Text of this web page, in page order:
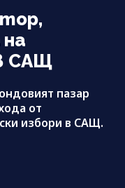
САЩ
пазар
от
избори в САЩ.